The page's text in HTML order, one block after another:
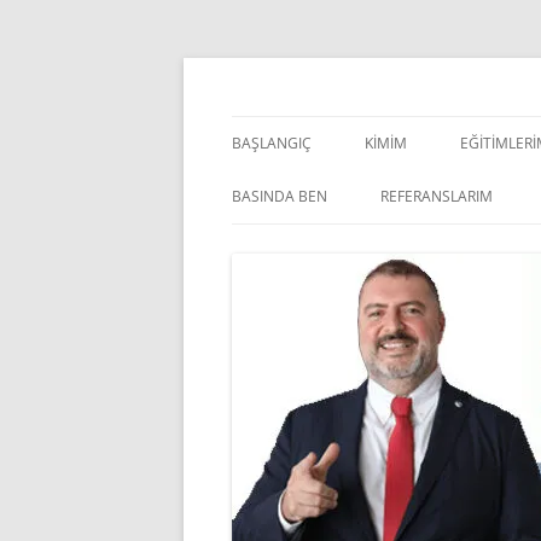
İçeriğe
BAŞLANGIÇ KIMIM
BASINDA BEN REFERANSLARIM